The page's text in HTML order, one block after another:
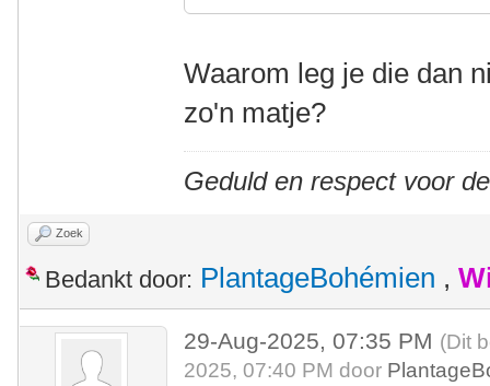
Waarom leg je die dan
zo'n matje?
Geduld en respect voor
Zoek
Bedankt door: PlantageBohémien ,
29-Aug-2025, 07:35 PM (Dit
2025, 07:40 PM door